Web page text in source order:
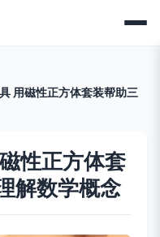
用磁性正方体套装帮助三
性正方体套
解数学概念